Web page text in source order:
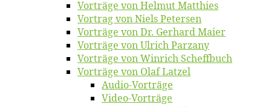
Vor­trä­ge von Hel­mut Matthies
Vor­trag von Niels Petersen
Vor­trä­ge von Dr. Ger­hard Maier
Vor­trä­ge von Ul­rich Parzany
Vor­trä­ge von Win­rich Scheffbuch
Vor­trä­ge von Olaf Latzel
Au­dio-Vor­trä­ge
Vi­deo-Vor­trä­ge